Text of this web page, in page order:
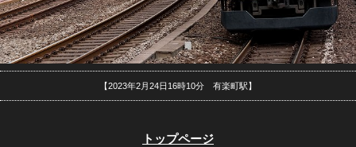
【2023年2月24日16時10分 有楽町駅】
トップページ